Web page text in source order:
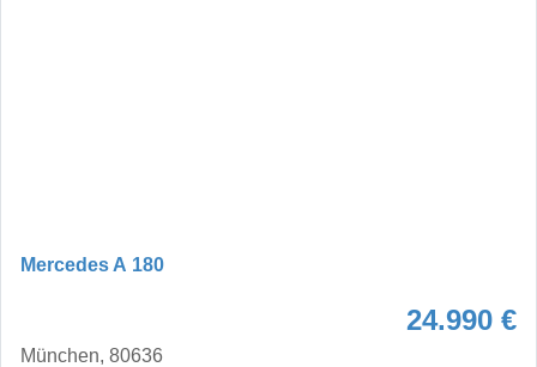
Mercedes A 180
24.990 €
München, 80636